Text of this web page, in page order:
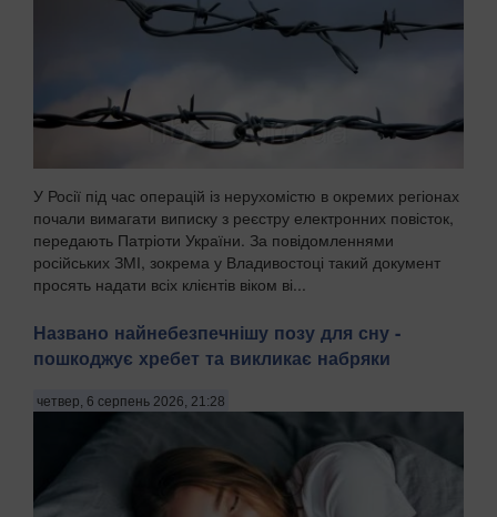
У Росії під час операцій із нерухомістю в окремих регіонах
почали вимагати виписку з реєстру електронних повісток,
передають Патріоти України. За повідомленнями
російських ЗМІ, зокрема у Владивостоці такий документ
просять надати всіх клієнтів віком ві...
Названо найнебезпечнішу позу для сну -
пошкоджує хребет та викликає набряки
четвер, 6 серпень 2026, 21:28